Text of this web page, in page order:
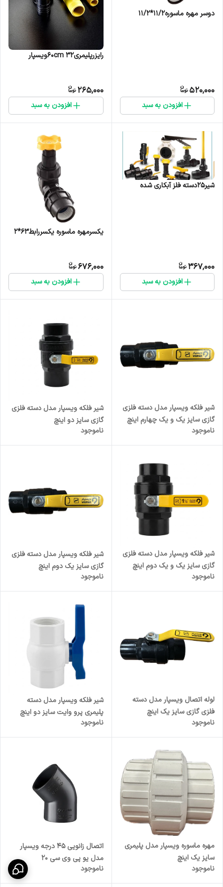
دوسر مهره ماسوره۱۱/۲*۱۱/۲
520,000
افزودن به سبد
رایزرپلیمری۳۲ ۶۰cmویسپار
265,000
افزودن به سبد
شیر25دسته فلز آبکاری شده
367,000
افزودن به سبد
یکسرمهره ماسوره یکسررابط۶۳*۲
676,000
افزودن به سبد
شیر فلکه ویسپار مدل دسته فلزی
گازی سایز یک و یک چهارم اینچ
ناموجود
شیر فلکه ویسپار مدل دسته فلزی
گازی سایز دو اینچ
ناموجود
شیر فلکه ویسپار مدل دسته فلزی
گازی سایز یک و یک دوم اینچ
ناموجود
شیر فلکه ویسپار مدل دسته فلزی
گازی سایز یک دوم اینچ
ناموجود
لوله اتصال ویسپار مدل دسته
فلزی گازی سایز یک اینچ
ناموجود
شیر فلکه ویسپار مدل دسته
پلیمری پرو وایت سایز دو اینچ
ناموجود
مهره ماسوره ویسپار مدل پلیمری
سایز یک اینچ
ناموجود
اتصال زانویی 45 درجه ویسپار
مدل یو پی وی سی 20
ناموجود